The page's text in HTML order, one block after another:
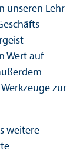
unseren Lehr­
Wert auf
zur
weitere